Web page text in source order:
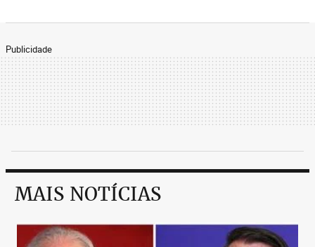
Publicidade
MAIS NOTÍCIAS